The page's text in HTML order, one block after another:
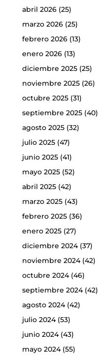
abril 2026(25)
marzo 2026(25)
febrero 2026(13)
enero 2026(13)
diciembre 2025(25)
noviembre 2025(26)
octubre 2025(31)
septiembre 2025(40)
agosto 2025(32)
julio 2025(47)
junio 2025(41)
mayo 2025(52)
abril 2025(42)
marzo 2025(43)
febrero 2025(36)
enero 2025(27)
diciembre 2024(37)
noviembre 2024(42)
octubre 2024(46)
septiembre 2024(42)
agosto 2024(42)
julio 2024(53)
junio 2024(43)
mayo 2024(55)